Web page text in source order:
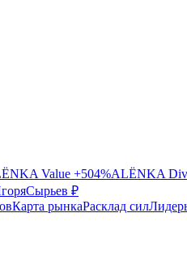
Value +504%ALЁNKA
Сырьев ₽
Карта рынкаРасклад сил